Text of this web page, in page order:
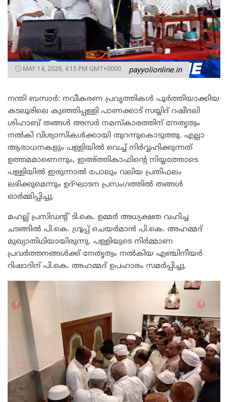
MAY 14, 2026, 4:15 PM GMT+0000 payyolionline.in
നന്തി ബസാർ: നവീകരണ പ്രവൃത്തികൾ പൂർത്തിയാക്കിയ
കടലൂരിലെ കുഞ്ഞിപ്പള്ളി പാണക്കാട് സയ്യിദ് റഷീദലി
ശിഹാബ് തങ്ങൾ അസർ നമസ്കാരത്തിന് നേതൃത്വം
നൽകി വിശ്വാസികൾക്കായി തുറന്നുകൊടുത്തു. എല്ലാ
ആരാധനകളും പള്ളിയിൽ വെച്ച് നിർവ്വഹിക്കുന്നത്
ഉത്തമമാണെന്നും, ഇഅ്ത്തികാഫിന്റെ നിയ്യത്തോടെ
പള്ളിയിൽ ഇരുന്നാൽ പോലും വലിയ പ്രതിഫലം
ലഭിക്കുമെന്നും ഉദ്ഘാടന പ്രസംഗത്തിൽ തങ്ങൾ
ഓർമ്മിപ്പിച്ചു.
മഹല്ല് പ്രസിഡന്റ് ടി.കെ. ഉമ്മർ അധ്യക്ഷത വഹിച്ച
ചടങ്ങിൽ പി.കെ. ഗ്രൂപ്പ് ചെയർമാൻ പി.കെ. അഹമ്മദ്
മുഖ്യാതിഥിയായിരുന്നു. പള്ളിയുടെ നിർമ്മാണ
പ്രവർത്തനങ്ങൾക്ക് നേതൃത്വം നൽകിയ എഞ്ചിനീയർ
റിഷാദിന് പി.കെ. അഹമ്മദ് ഉപഹാരം സമർപ്പിച്ചു.